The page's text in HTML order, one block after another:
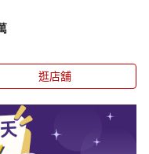
逛店舖